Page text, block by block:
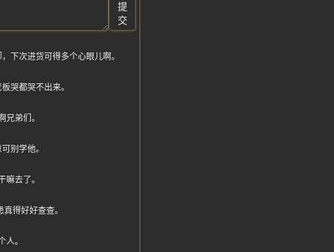
提
交
下次进货可得多个心眼儿啊。
哭都哭不出来。
弟们。
别学他。
去了。
得好好查查。
。